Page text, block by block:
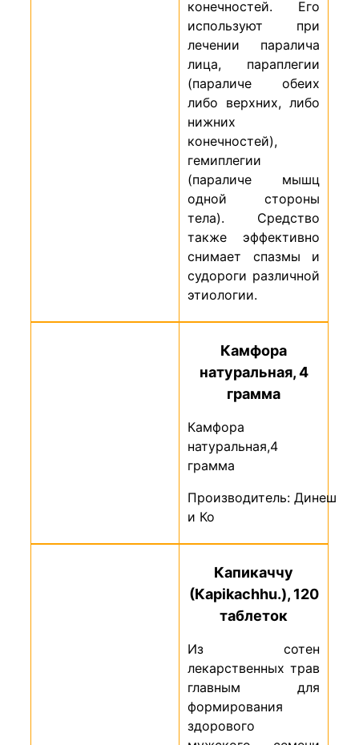
конечностей. Его
используют при
лечении паралича
лица, параплегии
(параличе обеих
либо верхних, либо
нижних
конечностей),
гемиплегии
(параличе мышц
одной стороны
тела). Средство
также эффективно
снимает спазмы и
судороги различной
этиологии.
Камфора
натуральная, 4
грамма
Камфора
натуральная,4
грамма
Производитель: Динеш
и Ко
Капикаччу
(Каріkachhu.), 120
таблеток
Из сотен
лекарственных трав
главным для
формирования
здорового